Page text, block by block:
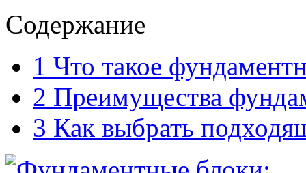
Содержание
1 Что такое
2 Преимущества
3 Как выбрать